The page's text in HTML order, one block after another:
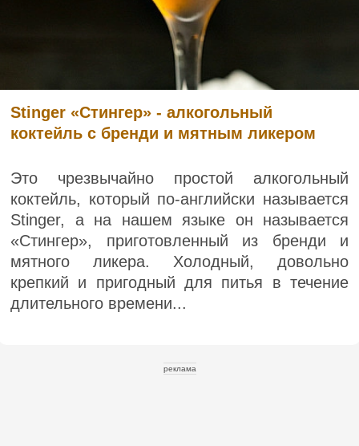
Stinger «Стингер» - алкогольный
коктейль с бренди и мятным ликером
Это чрезвычайно простой алкогольный
коктейль, который по-английски называется
Stinger, а на нашем языке он называется
«Стингер», приготовленный из бренди и
мятного ликера. Холодный, довольно
крепкий и пригодный для питья в течение
длительного времени...
реклама